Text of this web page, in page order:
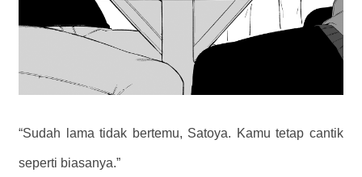
“Sudah lama tidak bertemu, Satoya. Kamu tetap cantik
seperti biasanya.”